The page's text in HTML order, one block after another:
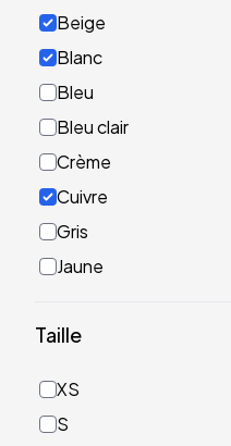
Beige
Blanc
Bleu
Bleu clair
Crème
Cuivre
Gris
Jaune
Or
Taille
XS
S